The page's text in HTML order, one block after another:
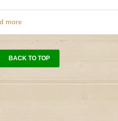
more
BACK TO TOP